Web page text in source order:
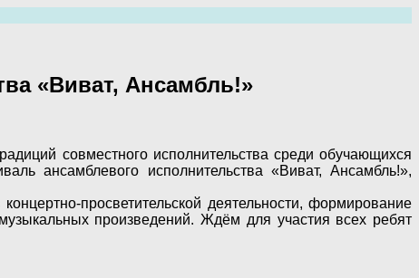
«Виват, Ансамбль!»
совместного исполнительства среди обучающихся
ансамблевого исполнительства «Виват, Ансамбль!»,
просветительской деятельности, формирование
произведений. Ждём для участия всех ребят